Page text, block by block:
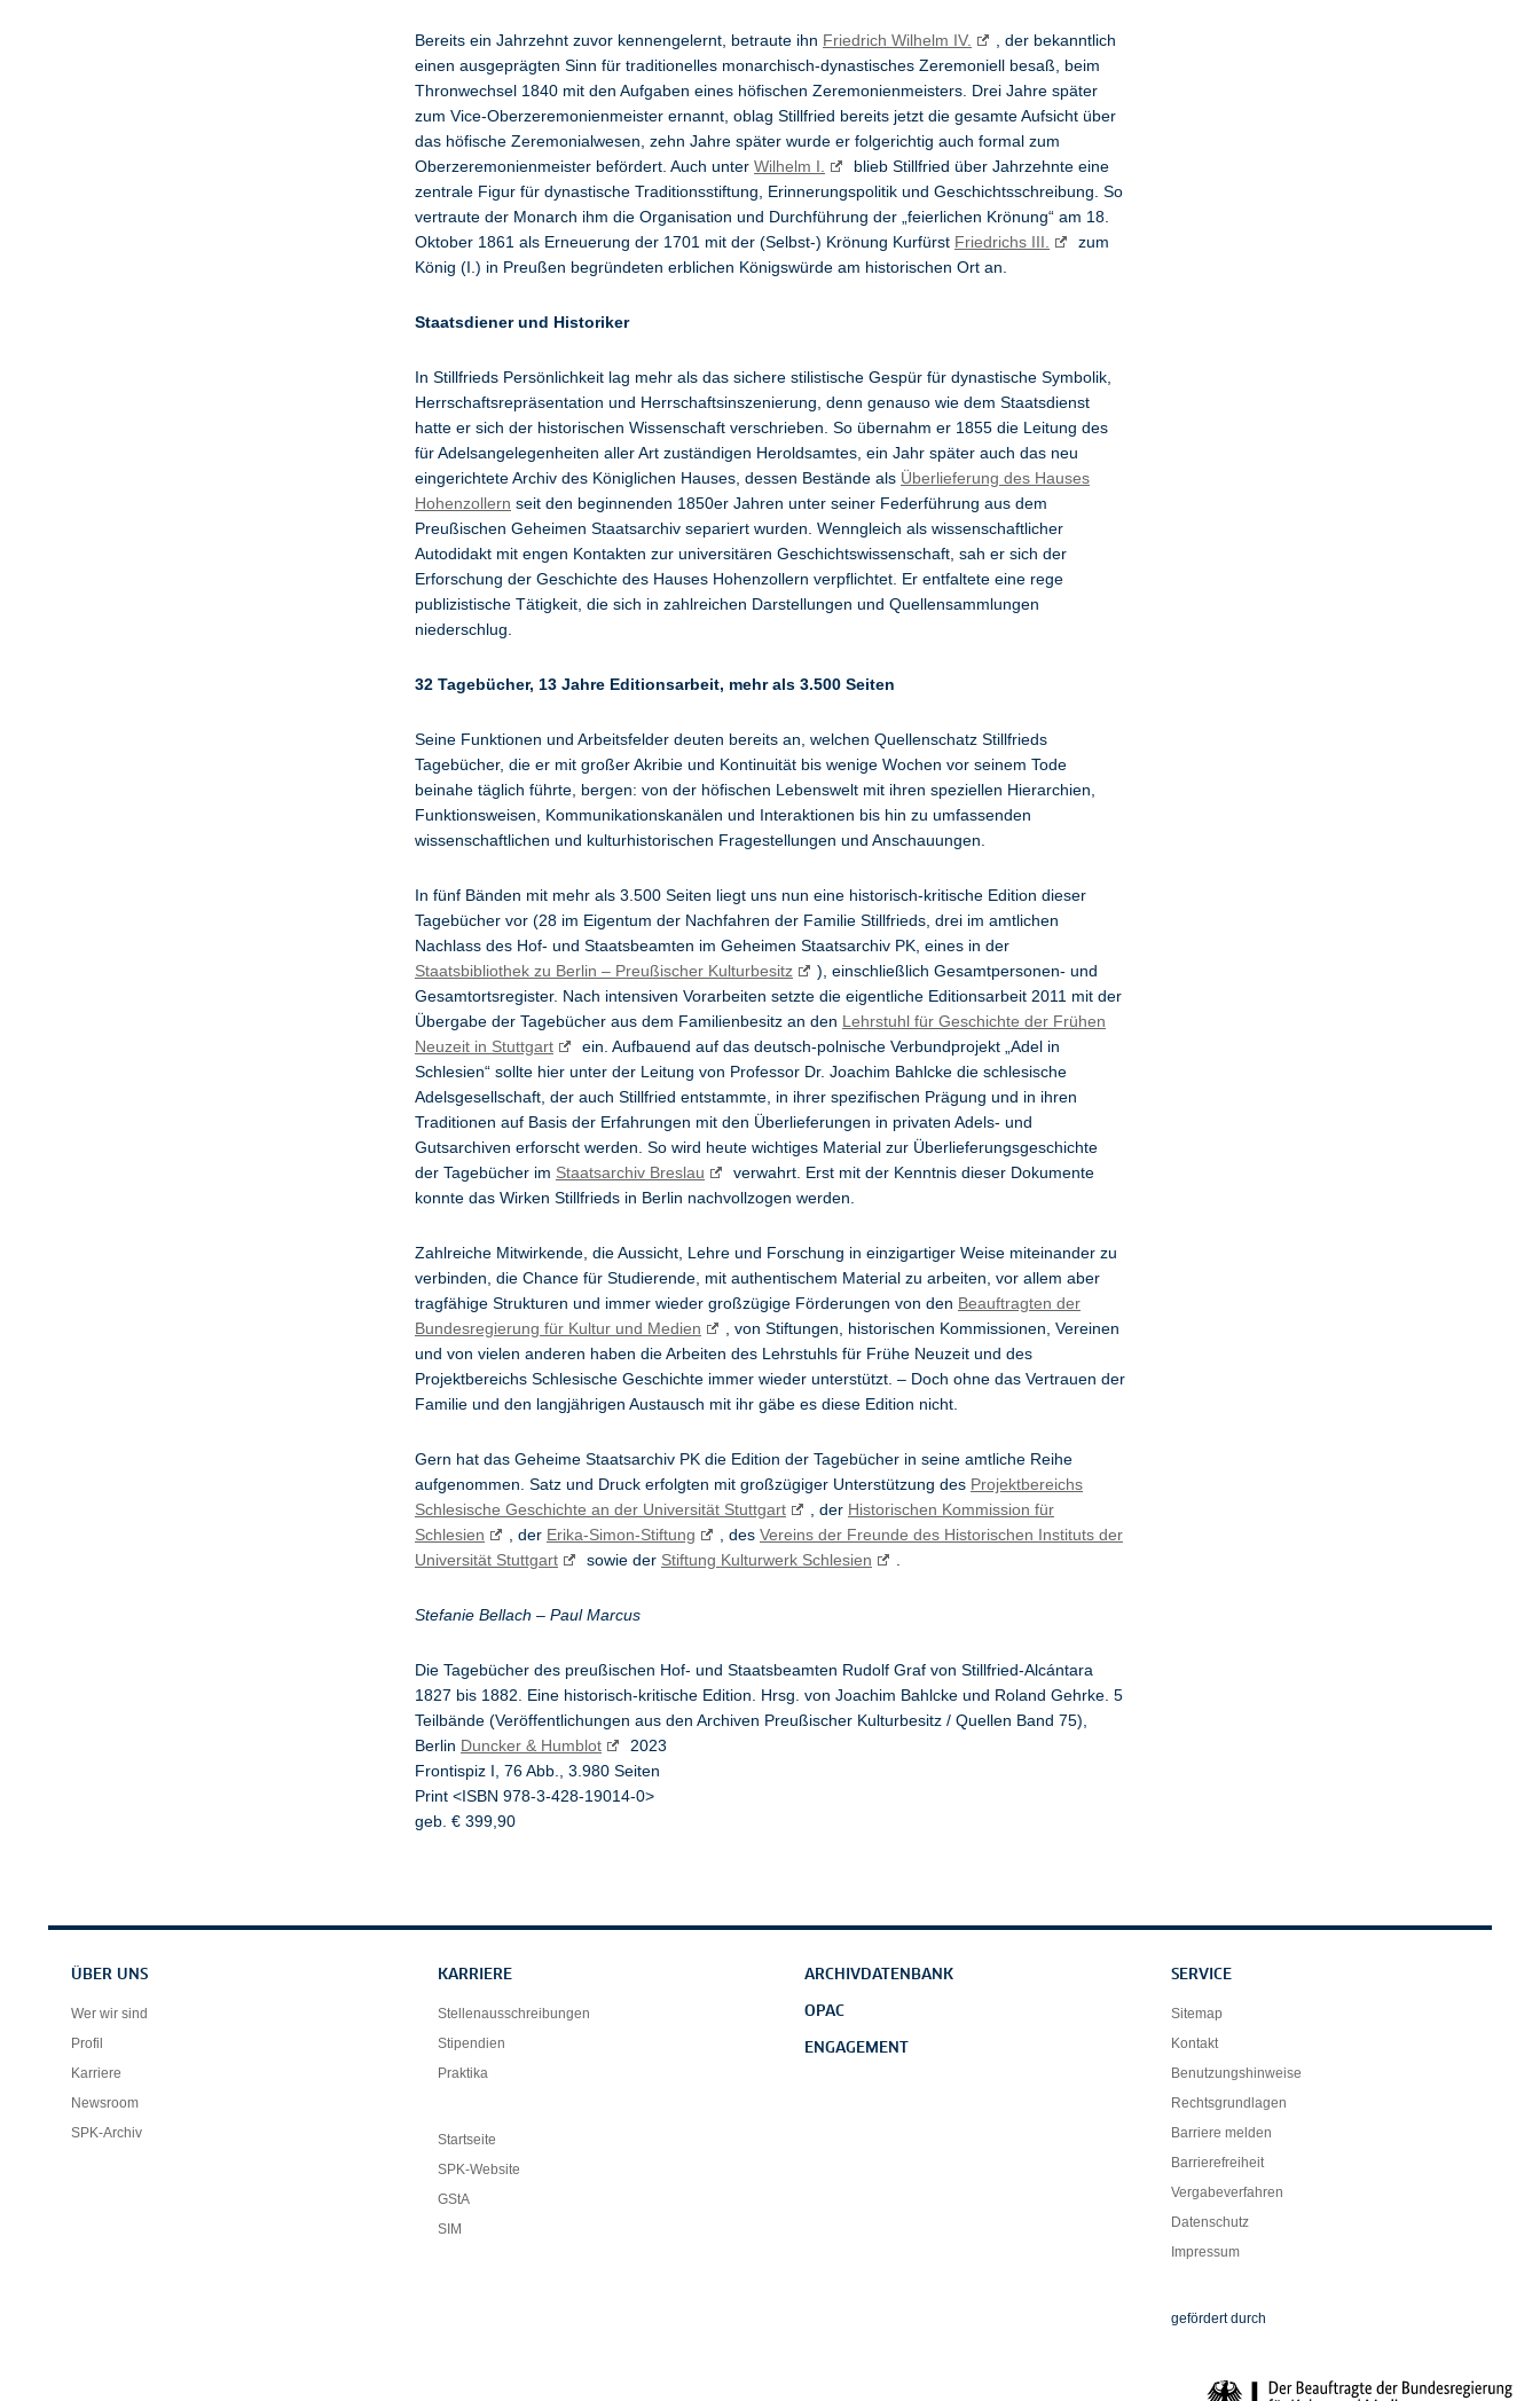
Bereits ein Jahrzehnt zuvor kennengelernt, betraute ihn Friedrich Wilhelm IV.
, der bekanntlich
einen ausgeprägten Sinn für traditionelles monarchisch-dynastisches Zeremoniell besaß, beim
Thronwechsel 1840 mit den Aufgaben eines höfischen Zeremonienmeisters. Drei Jahre später
zum Vice-Oberzeremonienmeister ernannt, oblag Stillfried bereits jetzt die gesamte Aufsicht über
das höfische Zeremonialwesen, zehn Jahre später wurde er folgerichtig auch formal zum
Oberzeremonienmeister befördert. Auch unter Wilhelm I.
blieb Stillfried über Jahrzehnte eine
zentrale Figur für dynastische Traditionsstiftung, Erinnerungspolitik und Geschichtsschreibung. So
vertraute der Monarch ihm die Organisation und Durchführung der „feierlichen Krönung“ am 18.
Oktober 1861 als Erneuerung der 1701 mit der (Selbst-) Krönung Kurfürst Friedrichs III.
zum
König (I.) in Preußen begründeten erblichen Königswürde am historischen Ort an.
Staatsdiener und Historiker
In Stillfrieds Persönlichkeit lag mehr als das sichere stilistische Gespür für dynastische Symbolik,
Herrschaftsrepräsentation und Herrschaftsinszenierung, denn genauso wie dem Staatsdienst
hatte er sich der historischen Wissenschaft verschrieben. So übernahm er 1855 die Leitung des
für Adelsangelegenheiten aller Art zuständigen Heroldsamtes, ein Jahr später auch das neu
eingerichtete Archiv des Königlichen Hauses, dessen Bestände als Überlieferung des Hauses
Hohenzollern seit den beginnenden 1850er Jahren unter seiner Federführung aus dem
Preußischen Geheimen Staatsarchiv separiert wurden. Wenngleich als wissenschaftlicher
Autodidakt mit engen Kontakten zur universitären Geschichtswissenschaft, sah er sich der
Erforschung der Geschichte des Hauses Hohenzollern verpflichtet. Er entfaltete eine rege
publizistische Tätigkeit, die sich in zahlreichen Darstellungen und Quellensammlungen
niederschlug.
32 Tagebücher, 13 Jahre Editionsarbeit, mehr als 3.500 Seiten
Seine Funktionen und Arbeitsfelder deuten bereits an, welchen Quellenschatz Stillfrieds
Tagebücher, die er mit großer Akribie und Kontinuität bis wenige Wochen vor seinem Tode
beinahe täglich führte, bergen: von der höfischen Lebenswelt mit ihren speziellen Hierarchien,
Funktionsweisen, Kommunikationskanälen und Interaktionen bis hin zu umfassenden
wissenschaftlichen und kulturhistorischen Fragestellungen und Anschauungen.
In fünf Bänden mit mehr als 3.500 Seiten liegt uns nun eine historisch-kritische Edition dieser
Tagebücher vor (28 im Eigentum der Nachfahren der Familie Stillfrieds, drei im amtlichen
Nachlass des Hof- und Staatsbeamten im Geheimen Staatsarchiv PK, eines in der
Staatsbibliothek zu Berlin – Preußischer Kulturbesitz
), einschließlich Gesamtpersonen- und
Gesamtortsregister. Nach intensiven Vorarbeiten setzte die eigentliche Editionsarbeit 2011 mit der
Übergabe der Tagebücher aus dem Familienbesitz an den Lehrstuhl für Geschichte der Frühen
Neuzeit in Stuttgart
ein. Aufbauend auf das deutsch-polnische Verbundprojekt „Adel in
Schlesien“ sollte hier unter der Leitung von Professor Dr. Joachim Bahlcke die schlesische
Adelsgesellschaft, der auch Stillfried entstammte, in ihrer spezifischen Prägung und in ihren
Traditionen auf Basis der Erfahrungen mit den Überlieferungen in privaten Adels- und
Gutsarchiven erforscht werden. So wird heute wichtiges Material zur Überlieferungsgeschichte
der Tagebücher im Staatsarchiv Breslau
verwahrt. Erst mit der Kenntnis dieser Dokumente
konnte das Wirken Stillfrieds in Berlin nachvollzogen werden.
Zahlreiche Mitwirkende, die Aussicht, Lehre und Forschung in einzigartiger Weise miteinander zu
verbinden, die Chance für Studierende, mit authentischem Material zu arbeiten, vor allem aber
tragfähige Strukturen und immer wieder großzügige Förderungen von den Beauftragten der
Bundesregierung für Kultur und Medien
, von Stiftungen, historischen Kommissionen, Vereinen
und von vielen anderen haben die Arbeiten des Lehrstuhls für Frühe Neuzeit und des
Projektbereichs Schlesische Geschichte immer wieder unterstützt. – Doch ohne das Vertrauen der
Familie und den langjährigen Austausch mit ihr gäbe es diese Edition nicht.
Gern hat das Geheime Staatsarchiv PK die Edition der Tagebücher in seine amtliche Reihe
aufgenommen. Satz und Druck erfolgten mit großzügiger Unterstützung des Projektbereichs
Schlesische Geschichte an der Universität Stuttgart
, der Historischen Kommission für
Schlesien
, der Erika-Simon-Stiftung , des Vereins der Freunde des Historischen Instituts der
Universität Stuttgart
sowie der Stiftung Kulturwerk Schlesien
Stefanie Bellach – Paul Marcus
Die Tagebücher des preußischen Hof- und Staatsbeamten Rudolf Graf von Stillfried-Alcántara
1827 bis 1882. Eine historisch-kritische Edition. Hrsg. von Joachim Bahlcke und Roland Gehrke. 5
Teilbände (Veröffentlichungen aus den Archiven Preußischer Kulturbesitz / Quellen Band 75),
Berlin Duncker & Humblot
2023
Frontispiz I, 76 Abb., 3.980 Seiten
Print <ISBN 978-3-428-19014-0>
geb. € 399,90
Servicenavigation
ÜBER UNS
Wer wir sind
Profil
Karriere
Newsroom
SPK-Archiv
KARRIERE
Stellenausschreibungen
Stipendien
Praktika
Startseite
SPK-Website
GStA
SIM
ARCHIVDATENBANK
OPAC
ENGAGEMENT
SERVICE
Sitemap
Kontakt
Benutzungshinweise
Rechtsgrundlagen
Barriere melden
Barrierefreiheit
Vergabeverfahren
Datenschutz
Impressum
gefördert durch